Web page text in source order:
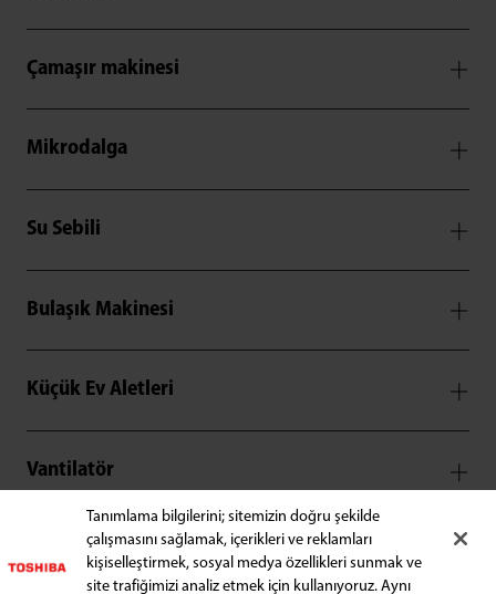
Çamaşır makinesi
Mikrodalga
Su Sebili
Bulaşık Makinesi
Küçük Ev Aletleri
Vantilatör
Blender
Tanımlama bilgilerini; sitemizin doğru şekilde
çalışmasını sağlamak, içerikleri ve reklamları
kişiselleştirmek, sosyal medya özellikleri sunmak ve
site trafiğimizi analiz etmek için kullanıyoruz. Aynı